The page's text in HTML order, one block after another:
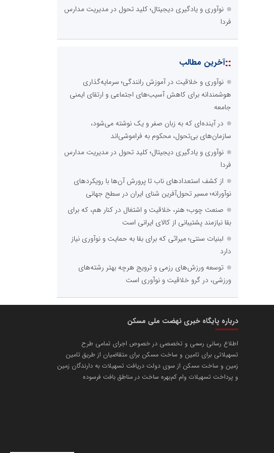
نوآوری و یادگیری دیجیتال؛ کلید تحول در مدیریت مدارس
فردا
::آخرین مطالب
نوآوری و خلاقیت در آموزش رانندگی؛ سرمایه‌گذاری
هوشمندانه برای کاهش آسیب‌های اجتماعی و ارتقای ایمنی
جامعه
در آینده‌ای که به زبان صفر و یک نوشته می‌شود،
سازمان‌های بی‌تحول، محکوم به فراموشی‌اند
نوآوری و یادگیری دیجیتال؛ کلید تحول در مدیریت مدارس
فردا
از کشف استعدادهای ناب تا پرورش آن‌ها با رویکردهای
نوآورانه؛ مسیر تحول‌آفرین شنای ایران در سطح جهانی
صنعت چوب؛ هنر، خلاقیت و اشتغال در کنار هم، که برای
بقا نیازمند پشتیبانی از کالای ایرانی است
لبنیات سنتی؛ میراثی که برای بقا به حمایت و نوآوری نیاز
دارد
توسعه ورزش‌های رزمی و ترویج هرچه بهتر رشته‌های
ورزشی، در گرو خلاقیت و نوآوری است
درباره پایگاه خبری نهضت ملی مسکن
اطلاع رسانی رسمی و تخصصی در خصوص اجرای تمامی طرح
تسهیلاتی برای تامین و ساخت مسکن برای متقاضیان از طریق تامین
زمین و ساخت مسکن از سوی دولت دریافت تسهیلات به دارندگان زمین
و پرداخت تسهیلات وام کم‌بهره ساخت در مناطق بافت فرسوده